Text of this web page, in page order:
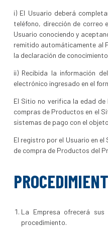
i) El Usuario deberá
teléfono, dirección de correo
Usuario conociendo y
remitido automáticamente al
la declaración de
ii) Recibida la información
electrónico ingresado en el
El Sitio no verifica la edad
compras de Productos en el
sistemas de pago con el
El registro por el Usuario en
de compra de Productos del
La Empresa ofrecerá
procedimiento.